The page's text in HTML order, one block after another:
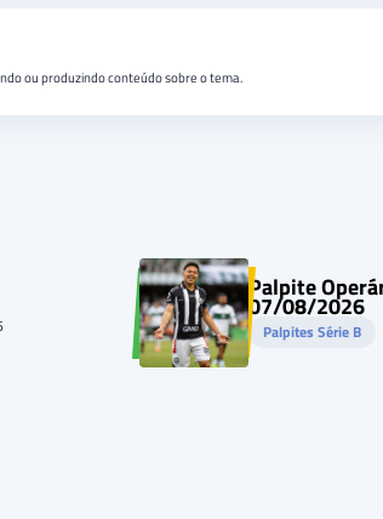
ou produzindo conteúdo sobre o tema.
Palpite
07/08/2026
Palpites Série B